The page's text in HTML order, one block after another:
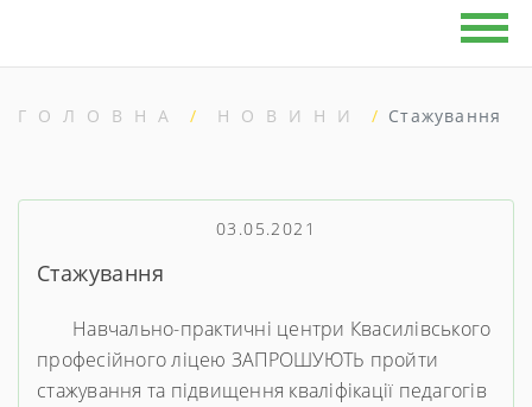
ГОЛОВНА НОВИНИ Стажування
03.05.2021
Стажування
Навчально-практичні центри Квасилівського
професійного ліцею ЗАПРОШУЮТЬ пройти
стажування та підвищення кваліфікації педагогів